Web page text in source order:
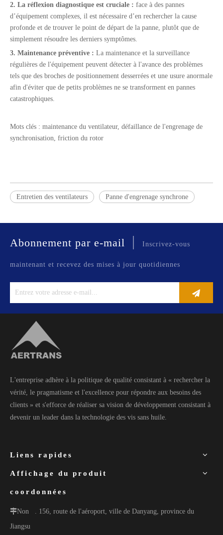
2. La réflexion diagnostique est cruciale : face à des pannes
d’équipement complexes, il est nécessaire d’en rechercher la cause
profonde et de trouver le point de départ de la panne, plutôt que de
simplement résoudre les derniers symptômes.
3. Maintenance préventive : La maintenance et la surveillance
régulières de l'équipement peuvent détecter à l'avance des problèmes
tels que des broches de positionnement desserrées et une usure anormale
afin d'éviter que de petits problèmes ne se transforment en pannes
catastrophiques.
Mots clés : maintenance du ventilateur, défaillance de l'engrenage de
synchronisation, friction du rotor
Entretien des ventilateurs Panne d'engrenage synchrone
Abonnement par e-mail | Inscrivez-vous
maintenant et recevez des mises à jour quotidiennes
L'entreprise adhère à la politique de qualité consistant à « rechercher la
vérité, le pragmatisme et l'excellence pour répondre aux besoins des
clients » et s'efforce de réaliser sa vision de développement consistant à
devenir un leader dans la technologie des vis sans huile.
Liens rapides
Affichage du produit
coordonnées
Non
. 156, route de l'aéroport, ville de Danyang, province du
Jiangsu